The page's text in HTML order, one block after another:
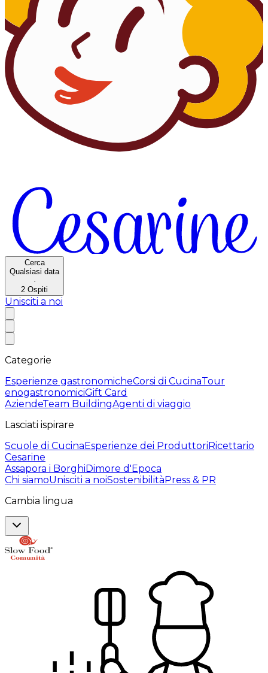
Cerca
Qualsiasi data
·
2 Ospiti
Unisciti a noi
Categorie
Esperienze gastronomicheCorsi di CucinaTour
enogastronomiciGift Card
AziendeTeam BuildingAgenti di viaggio
Lasciati ispirare
Scuole di CucinaEsperienze dei ProduttoriRicettario
Cesarine
Assapora i BorghiDimore d'Epoca
Chi siamoUnisciti a noiSostenibilitàPress & PR
Cambia lingua